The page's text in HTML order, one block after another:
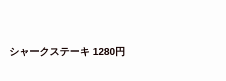
シャークステーキ 1280円